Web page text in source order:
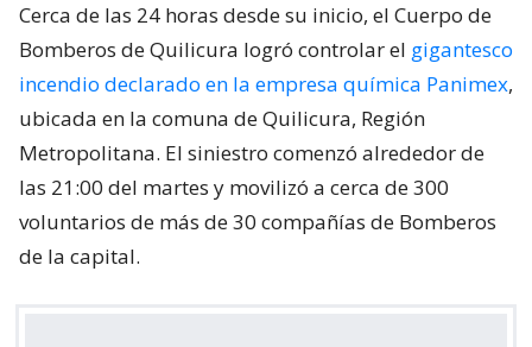
Cerca de las 24 horas desde su inicio, el Cuerpo de
Bomberos de Quilicura logró controlar el gigantesco
incendio declarado en la empresa química Panimex,
ubicada en la comuna de Quilicura, Región
Metropolitana. El siniestro comenzó alrededor de
las 21:00 del martes y movilizó a cerca de 300
voluntarios de más de 30 compañías de Bomberos
de la capital.